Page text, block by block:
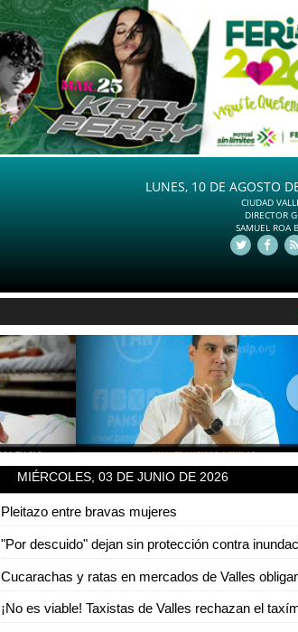
LUNES, 10 DE AGOSTO
CIUDAD
DIRECTOR
SAMUEL ROA
MIÉRCOLES, 03 DE JUNIO DE 2026
Pleitazo entre bravas mujeres